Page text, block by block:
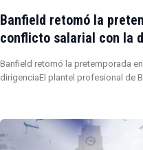
Banfield retomó la
conflicto salarial con la
Banfield retomó la pretemporada
dirigenciaEl plantel profesional de